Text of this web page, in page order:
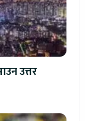
उत्तर